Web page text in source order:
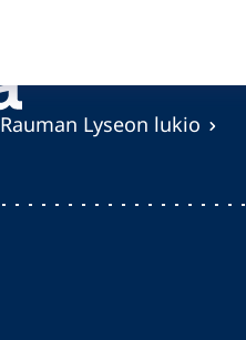
Rauman Lyseon lukio